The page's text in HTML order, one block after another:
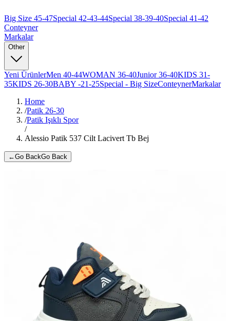
Big Size 45-47Special 42-43-44Special 38-39-40Special 41-42
Conteyner
Markalar
Other
Yeni ÜrünlerMen 40-44WOMAN 36-40Junior 36-40KIDS 31-
35KIDS 26-30BABY -21-25Special - Big SizeConteynerMarkalar
Home
/Patik 26-30
/Patik Işıklı Spor
/
Alessio Patik 537 Cilt Lacivert Tb Bej
←Go BackGo Back